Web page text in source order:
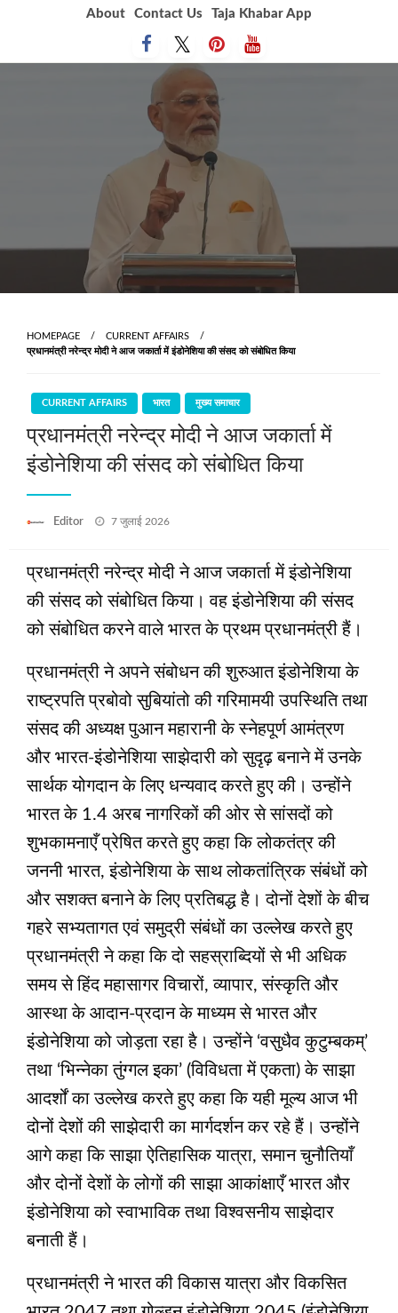
About Contact Us Taja Khabar App
HOMEPAGE
CURRENT AFFAIRS
प्रधानमंत्री नरेन्‍द्र मोदी ने आज जकार्ता में इंडोनेशिया की संसद को संबोधित किया
CURRENT AFFAIRS भारत मुख्य समाचार
प्रधानमंत्री नरेन्‍द्र मोदी ने आज जकार्ता में
इंडोनेशिया की संसद को संबोधित किया
Editor
Posted
7 जुलाई 2026
प्रधानमंत्री नरेन्‍द्र मोदी ने आज जकार्ता में इंडोनेशिया
की संसद को संबोधित किया। वह इंडोनेशिया की संसद
को संबोधित करने वाले भारत के प्रथम प्रधानमंत्री हैं।
प्रधानमंत्री ने अपने संबोधन की शुरुआत इंडोनेशिया के
राष्ट्रपति प्रबोवो सुबियांतो की गरिमामयी उपस्थिति तथा
संसद की अध्यक्ष पुआन महारानी के स्नेहपूर्ण आमंत्रण
और भारत-इंडोनेशिया साझेदारी को सुदृढ़ बनाने में उनके
सार्थक योगदान के लिए धन्यवाद करते हुए की। उन्होंने
भारत के 1.4 अरब नागरिकों की ओर से सांसदों को
शुभकामनाएँ प्रेषित करते हुए कहा कि लोकतंत्र की
जननी भारत, इंडोनेशिया के साथ लोकतांत्रिक संबंधों को
और सशक्त बनाने के लिए प्रतिबद्ध है। दोनों देशों के बीच
गहरे सभ्यतागत एवं समुद्री संबंधों का उल्लेख करते हुए
प्रधानमंत्री ने कहा कि दो सहस्राब्दियों से भी अधिक
समय से हिंद महासागर विचारों, व्यापार, संस्कृति और
आस्था के आदान-प्रदान के माध्यम से भारत और
इंडोनेशिया को जोड़ता रहा है। उन्होंने ‘वसुधैव कुटुम्बकम्’
तथा ‘भिन्नेका तुंग्गल इका’ (विविधता में एकता) के साझा
आदर्शों का उल्लेख करते हुए कहा कि यही मूल्य आज भी
दोनों देशों की साझेदारी का मार्गदर्शन कर रहे हैं। उन्होंने
आगे कहा कि साझा ऐतिहासिक यात्रा, समान चुनौतियाँ
और दोनों देशों के लोगों की साझा आकांक्षाएँ भारत और
इंडोनेशिया को स्वाभाविक तथा विश्वसनीय साझेदार
बनाती हैं।
प्रधानमंत्री ने भारत की विकास यात्रा और विकसित